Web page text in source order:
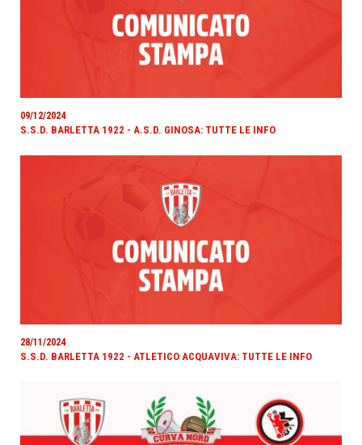
09/12/2024
S.S.D. BARLETTA 1922 - A.S.D. GINOSA: TUTTE LE INFO
28/11/2024
S.S.D. BARLETTA 1922 - ATLETICO ACQUAVIVA: TUTTE LE INFO